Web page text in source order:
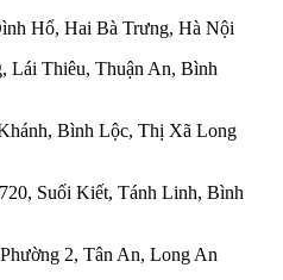
Hổ, Hai Bà Trưng, Hà Nội
Lái Thiêu, Thuận An, Bình
Bình Lộc, Thị Xã Long
Suối Kiết, Tánh Linh, Bình
2, Tân An, Long An